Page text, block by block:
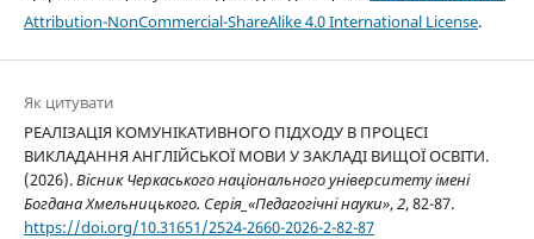
Attribution-NonCommercial-ShareAlike 4.0 International License.
Як цитувати
РЕАЛІЗАЦІЯ КОМУНІКАТИВНОГО ПІДХОДУ В ПРОЦЕСІ
ВИКЛАДАННЯ АНГЛІЙСЬКОЇ МОВИ У ЗАКЛАДІ ВИЩОЇ ОСВІТИ.
(2026).Вісник Черкаського національного університету імені
Богдана Хмельницького. Серія_«Педагогічні науки»,2, 82-87.
https://doi.org/10.31651/2524-2660-2026-2-82-87